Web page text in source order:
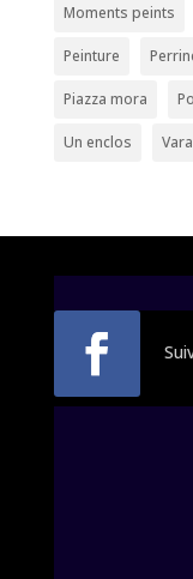
Moments peints
Peinture
Piazza mora
Un enclos